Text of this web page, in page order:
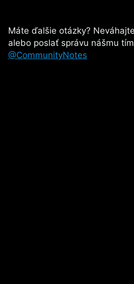
Máte ďalšie otázky?
alebo poslať správu nášmu
@CommunityNotes